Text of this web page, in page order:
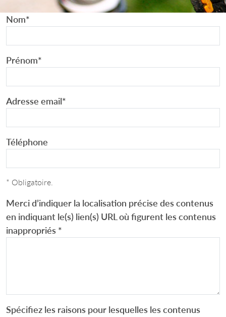
Nom*
Prénom*
Adresse email*
Téléphone
* Obligatoire.
Merci d’indiquer la localisation précise des contenus
en indiquant le(s) lien(s) URL où figurent les contenus
inappropriés *
Spécifiez les raisons pour lesquelles les contenus